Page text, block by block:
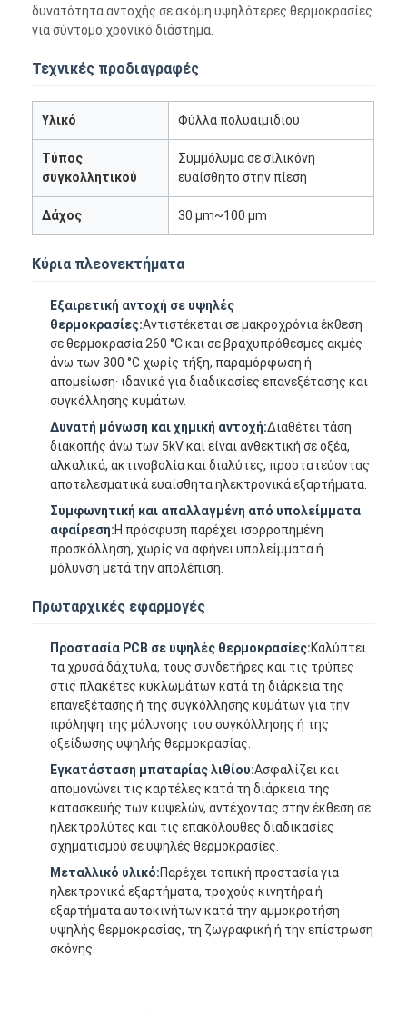
Σπίτι
Προϊόντα
Ποιοτικός έλεγχος
Μας ελάτε σε επαφή με
Συγκολλητική ταινία μόνωσης
Ταινία μόνωσης υφασμάτων γυαλιού
Ανθεκτική στη θερμότητα ταινία μόνωσης
Κολλητική ταινία υφασμάτων γυαλιού
Κολλητική ταινία ταινιών Polyimide
δυνατότητα αντοχής σε ακόμη υψηλότερες θερμοκρασίες
για σύντομο χρονικό διάστημα.
Τεχνικές προδιαγραφές
Υλικό Φύλλα πολυαιμιδίου
Τύπος
συγκολλητικού
Συμμόλυμα σε σιλικόνη
ευαίσθητο στην πίεση
Δάχος 30 μm~100 μm
Κύρια πλεονεκτήματα
Εξαιρετική αντοχή σε υψηλές
θερμοκρασίες:Αντιστέκεται σε μακροχρόνια έκθεση
σε θερμοκρασία 260 °C και σε βραχυπρόθεσμες ακμές
άνω των 300 °C χωρίς τήξη, παραμόρφωση ή
απομείωση· ιδανικό για διαδικασίες επανεξέτασης και
συγκόλλησης κυμάτων.
Δυνατή μόνωση και χημική αντοχή:Διαθέτει τάση
διακοπής άνω των 5kV και είναι ανθεκτική σε οξέα,
αλκαλικά, ακτινοβολία και διαλύτες, προστατεύοντας
αποτελεσματικά ευαίσθητα ηλεκτρονικά εξαρτήματα.
Συμφωνητική και απαλλαγμένη από υπολείμματα
αφαίρεση:Η πρόσφυση παρέχει ισορροπημένη
προσκόλληση, χωρίς να αφήνει υπολείμματα ή
μόλυνση μετά την απολέπιση.
Πρωταρχικές εφαρμογές
Προστασία PCB σε υψηλές θερμοκρασίες:Καλύπτει
τα χρυσά δάχτυλα, τους συνδετήρες και τις τρύπες
στις πλακέτες κυκλωμάτων κατά τη διάρκεια της
επανεξέτασης ή της συγκόλλησης κυμάτων για την
πρόληψη της μόλυνσης του συγκόλλησης ή της
οξείδωσης υψηλής θερμοκρασίας.
Εγκατάσταση μπαταρίας λιθίου:Ασφαλίζει και
απομονώνει τις καρτέλες κατά τη διάρκεια της
κατασκευής των κυψελών, αντέχοντας στην έκθεση σε
ηλεκτρολύτες και τις επακόλουθες διαδικασίες
σχηματισμού σε υψηλές θερμοκρασίες.
Μεταλλικό υλικό:Παρέχει τοπική προστασία για
ηλεκτρονικά εξαρτήματα, τροχούς κινητήρα ή
εξαρτήματα αυτοκινήτων κατά την αμμοκροτήση
υψηλής θερμοκρασίας, τη ζωγραφική ή την επίστρωση
σκόνης.